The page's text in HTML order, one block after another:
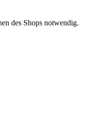
des Shops notwendig.